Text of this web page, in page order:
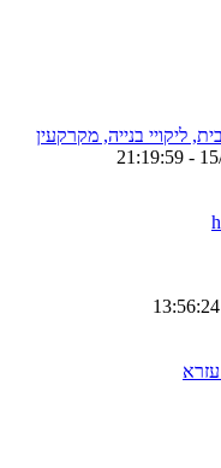
ליקויי בנייה, מקרקעין
15/
עזרא